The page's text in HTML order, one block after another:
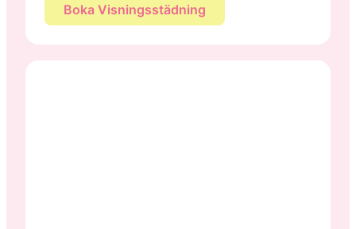
Boka Visningsstädning